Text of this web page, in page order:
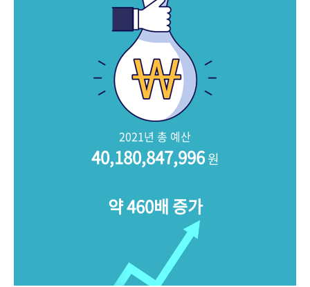
2021년 총 예산
40,180,847,996원
약 460배 증가